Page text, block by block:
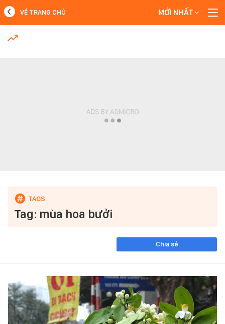
MỚI NHẤT
VỀ TRANG CHỦ MỚI NHẤT
Tag: mùa hoa bưởi
Chia sẻ